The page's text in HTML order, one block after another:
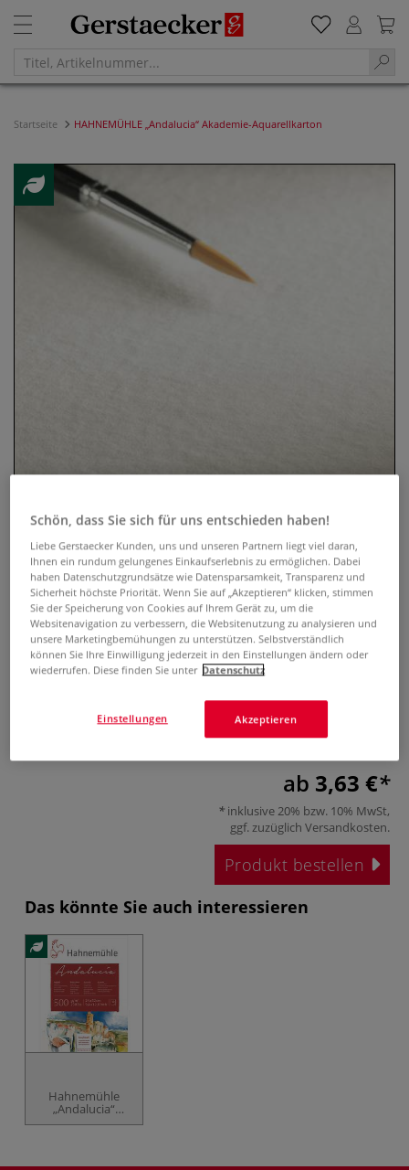
Startseite HAHNEMÜHLE „Andalucia“ Akademie-Aquarellkarton
HAHNEMÜHLE „Andalucia“
Akademie-Aquarellkarton
0 Bewertungen
ANDALUCIA, rauh, im Format 50 x 65 cm, Mindestmenge 5
Mehr
ab 3,63 €
inklusive 20% bzw. 10% MwSt,
ggf. zuzüglich Versandkosten.
Produkt bestellen
Das könnte Sie auch interessieren
Hahnemühle
„Andalucia“
Akademie-
Schön, dass Sie sich für uns entschieden haben!
Liebe Gerstaecker Kunden, uns und unseren Partnern liegt viel daran,
Ihnen ein rundum gelungenes Einkaufserlebnis zu ermöglichen. Dabei
haben Datenschutzgrundsätze wie Datensparsamkeit, Transparenz und
Sicherheit höchste Priorität. Wenn Sie auf „Akzeptieren“ klicken, stimmen
Sie der Speicherung von Cookies auf Ihrem Gerät zu, um die
Websitenavigation zu verbessern, die Websitenutzung zu analysieren und
unsere Marketingbemühungen zu unterstützen. Selbstverständlich
können Sie Ihre Einwilligung jederzeit in den Einstellungen ändern oder
wiederrufen. Diese finden Sie unter Datenschutz
Akzeptieren
Einstellungen